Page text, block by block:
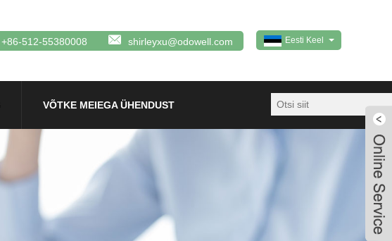
Eesti Keel
+86-512-55380008 shirleyxu@odowell.com
VÕTKE MEIEGA ÜHENDUST